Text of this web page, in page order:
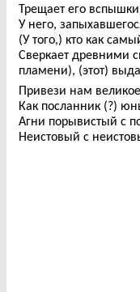
Трещает его
У него,
(У того,) кто как
Сверкает древними
пламени), (этот)
Привези нам
Как посланник (?)
Агни порывистый с
Неистовый с